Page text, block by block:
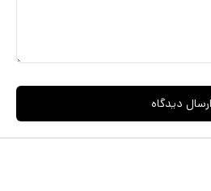
ارسال دیدگاه